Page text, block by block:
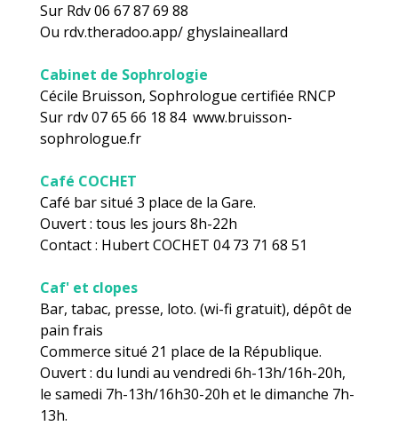
Sur Rdv 06 67 87 69 88
Ou rdv.theradoo.app/ ghyslaineallard
Cabinet de Sophrologie
Cécile Bruisson, Sophrologue certifiée RNCP
Sur rdv 07 65 66 18 84 www.bruisson-
sophrologue.fr
Café COCHET
Café bar situé 3 place de la Gare.
Ouvert : tous les jours 8h-22h
Contact : Hubert COCHET 04 73 71 68 51
Caf' et clopes
Bar, tabac, presse, loto. (wi-fi gratuit), dépôt de
pain frais
Commerce situé 21 place de la République.
Ouvert : du lundi au vendredi 6h-13h/16h-20h,
le samedi 7h-13h/16h30-20h et le dimanche 7h-
13h.